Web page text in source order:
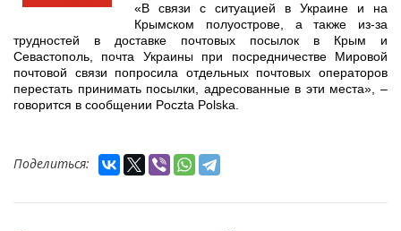
«В связи с ситуацией в Украине и на
Крымском полуострове, а также из-за
трудностей в доставке почтовых посылок в Крым и
Севастополь, почта Украины при посредничестве Мировой
почтовой связи попросила отдельных почтовых операторов
перестать принимать посылки, адресованные в эти места», –
говорится в сообщении Poczta Polska.
Поделиться: